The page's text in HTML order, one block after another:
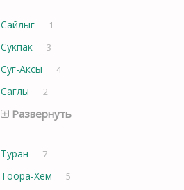
Сайлыг 1
Сукпак 3
Суг-Аксы 4
Саглы 2
Развернуть
Туран 7
Тоора-Хем 5